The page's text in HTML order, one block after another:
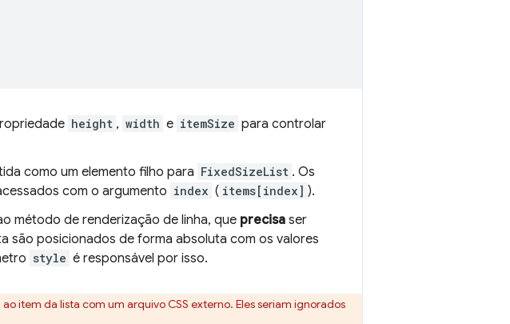
height , width e itemSize para controlar
como um elemento filho para FixedSizeList . Os
com o argumento index ( items[index] ).
método de renderização de linha, que precisa ser
são posicionados de forma absoluta com os valores
style é responsável por isso.
ao item da lista com um arquivo CSS externo. Eles seriam ignorados